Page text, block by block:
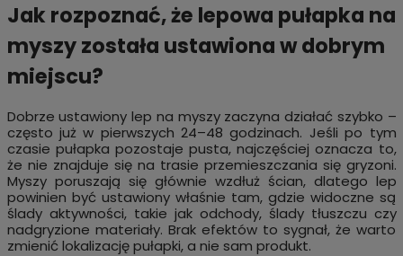
Jak rozpoznać, że lepowa pułapka na
myszy została ustawiona w dobrym
miejscu?
Dobrze ustawiony lep na myszy zaczyna działać szybko –
często już w pierwszych 24–48 godzinach. Jeśli po tym
czasie pułapka pozostaje pusta, najczęściej oznacza to,
że nie znajduje się na trasie przemieszczania się gryzoni.
Myszy poruszają się głównie wzdłuż ścian, dlatego lep
powinien być ustawiony właśnie tam, gdzie widoczne są
ślady aktywności, takie jak odchody, ślady tłuszczu czy
nadgryzione materiały. Brak efektów to sygnał, że warto
zmienić lokalizację pułapki, a nie sam produkt.